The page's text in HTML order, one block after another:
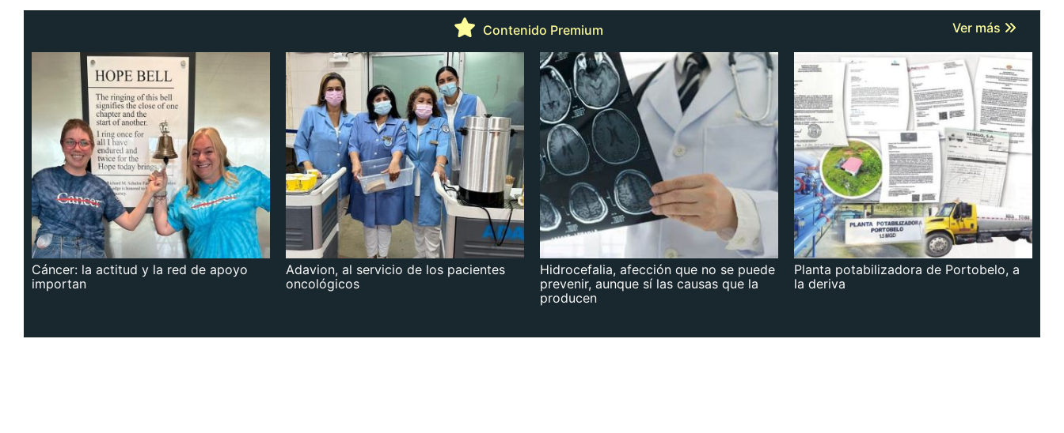
Contenido Premium Ver más
Cáncer: la actitud y la red de apoyo
importan
Adavion, al servicio de los pacientes
oncológicos
Hidrocefalia, afección que no se puede
prevenir, aunque sí las causas que la
producen
Planta potabilizadora de Portobelo, a
la deriva